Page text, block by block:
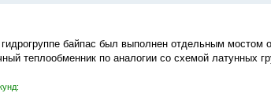
байпас был выполнен отдельным мостом
теплообменник по аналогии со схемой латунных